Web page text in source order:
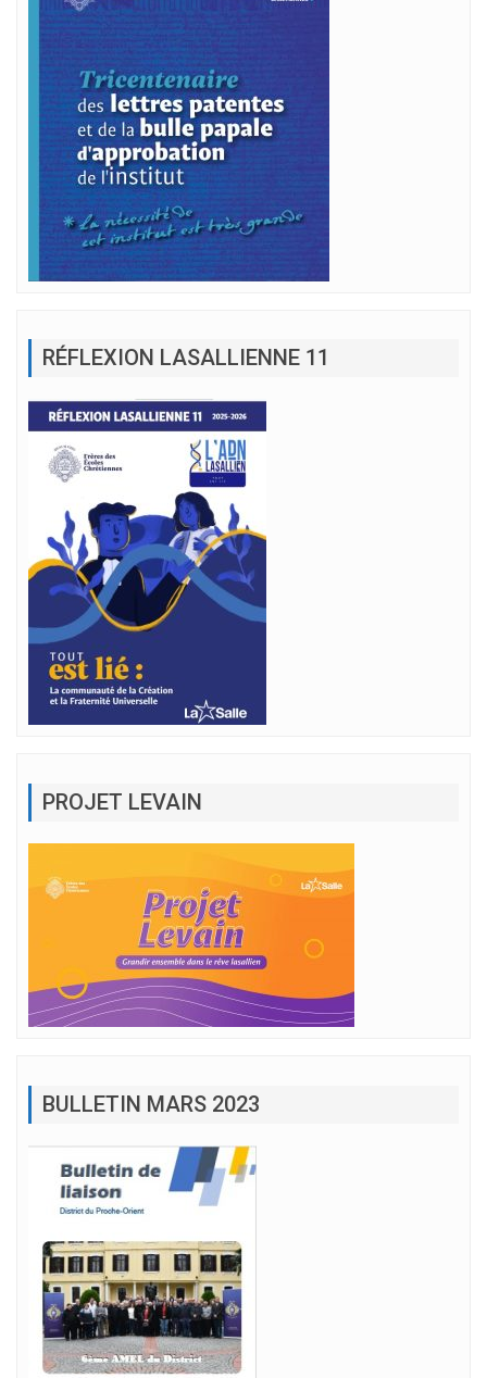
RÉFLEXION LASALLIENNE 11
PROJET LEVAIN
BULLETIN MARS 2023